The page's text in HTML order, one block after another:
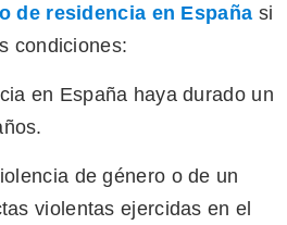
de residencia en España si
condiciones:
en España haya durado un
de género o de un
violentas ejercidas en el